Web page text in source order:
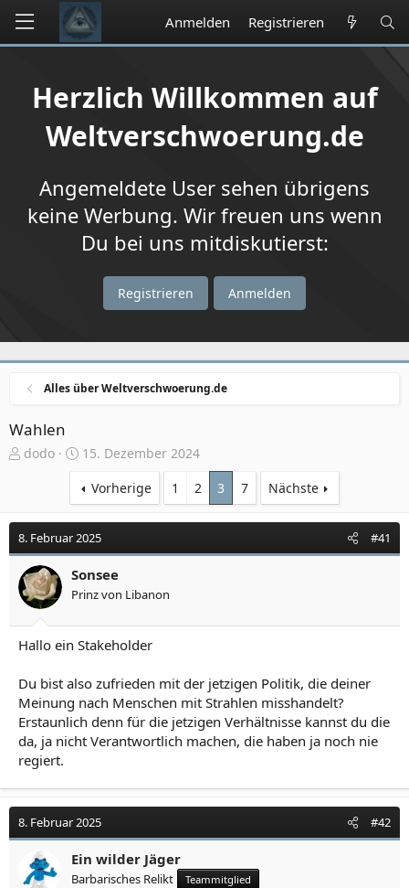
Anmelden Registrieren
Herzlich Willkommen auf
Weltverschwoerung.de
Angemeldete User sehen übrigens
keine Werbung. Wir freuen uns wenn
Du bei uns mitdiskutierst:
Registrieren Anmelden
Alles über Weltverschwoerung.de
Wahlen
E
e
l
l
e
r
dodo
E
s
t
e
l
l
t
a
15. Dezember 2024
Vorherige
1 2 3 7 Nächste
8. Februar 2025 #41
Sonsee
Prinz von Libanon
Hallo ein Stakeholder
Du bist also zufrieden mit der jetzigen Politik, die deiner
Meinung nach Menschen mit Strahlen misshandelt?
Erstaunlich denn für die jetzigen Verhältnisse kannst du die
da, ja nicht Verantwortlich machen, die haben ja noch nie
regiert.
8. Februar 2025 #42
Ein wilder Jäger
Barbarisches Relikt Teammitglied